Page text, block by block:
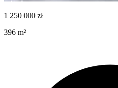
1 250 000 zł
396 m²